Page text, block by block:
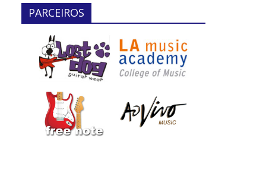
PARCEIROS